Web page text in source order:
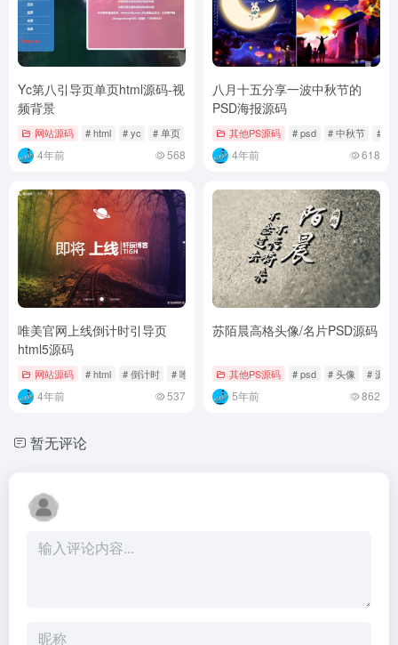
Yc第八引导页单页html源码-视
频背景
网站源码 # html # yc # 单页
4年前 568
八月十五分享一波中秋节的
PSD海报源码
其他PS源码 # psd # 中秋节 # 十
4年前 618
唯美官网上线倒计时引导页
html5源码
网站源码 # html # 倒计时 # 唯美
4年前 537
苏陌晨高格头像/名片PSD源码
其他PS源码 # psd # 头像 # 源码
5年前 862
暂无评论